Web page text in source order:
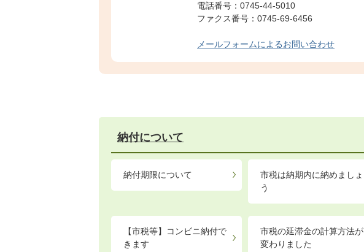
電話番号：0745-44-5010
ファクス番号：0745-69-6456
メールフォームによるお問い合わせ
納付について
納付期限について
市税は納期内に納めましょ
う
【市税等】コンビニ納付で
きます
市税の延滞金の計算方法が
変わりました